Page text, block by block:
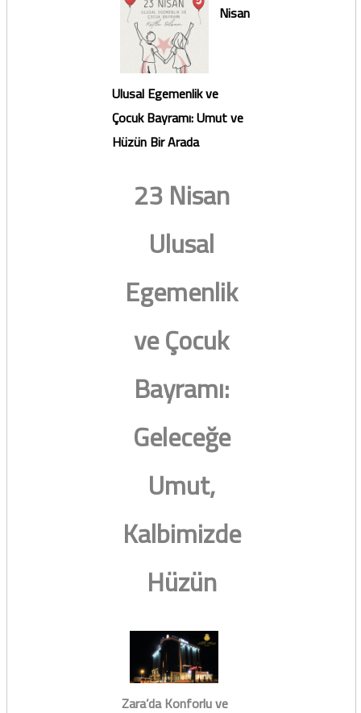
Nisan
Ulusal Egemenlik ve
Çocuk Bayramı: Umut ve
Hüzün Bir Arada
23 Nisan
Ulusal
Egemenlik
ve Çocuk
Bayramı:
Geleceğe
Umut,
Kalbimizde
Hüzün
Zara’da Konforlu ve